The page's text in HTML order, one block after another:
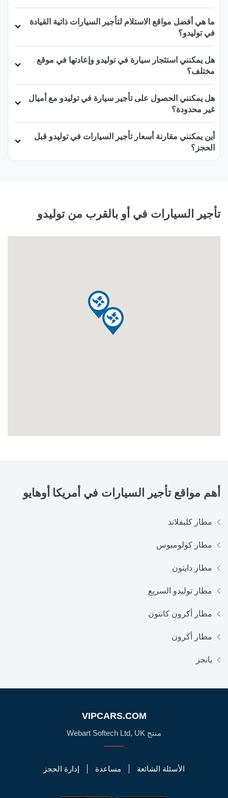
ما هي أفضل مواقع الاستلام لتأجير السيارات ذاتية القيادة
في توليدو؟
هل يمكنني استئجار سيارة في توليدو وإعادتها في موقع
مختلف؟
هل يمكنني الحصول على تأجير سيارة في توليدو مع أميال
غير محدودة؟
أين يمكنني مقارنة أسعار تأجير السيارات في توليدو قبل
الحجز؟
تأجير السيارات في أو بالقرب من توليدو
أهم مواقع تأجير السيارات في أمريكا أوهايو
مطار كليفلاند
مطار كولومبوس
مطار دايتون
مطار توليدو السريع
مطار أكرون كانتون
مطار أكرون
يانجز
VIPCARS.COM
منتج Webart Softech Ltd, UK
الأسئلة الشائعة مساعدة إدارة الحجز